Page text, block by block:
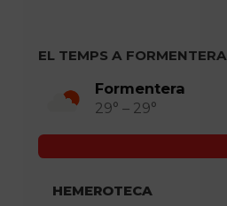
EL TEMPS A FORMENTERA
Formentera
29° – 29°
HEMEROTECA